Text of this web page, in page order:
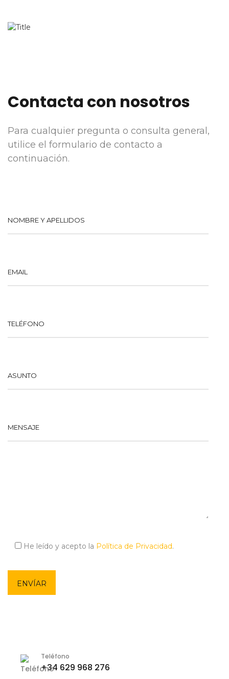
Contacta con nosotros
Para cualquier pregunta o consulta general,
utilice el formulario de contacto a
continuación.
NOMBRE Y APELLIDOS
EMAIL
TELÉFONO
ASUNTO
MENSAJE
He leído y acepto la Política de Privacidad.
Teléfono
+34 629 968 276